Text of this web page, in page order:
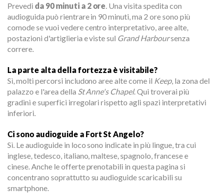
Prevedi da 90 minuti a 2 ore . Una visita spedita con
audioguida può rientrare in 90 minuti, ma 2 ore sono più
comode se vuoi vedere centro interpretativo, aree alte,
postazioni d'artiglieria e viste sul Grand Harboursenza
correre.
La parte alta della fortezza è visitabile?
Sì, molti percorsi includono aree alte come il Keep, la zona del
palazzo e l'area della St Anne's Chapel. Qui troverai più
gradini e superfici irregolari rispetto agli spazi interpretativi
inferiori.
Ci sono audioguide a Fort St Angelo?
Sì. Le audioguide in loco sono indicate in più lingue, tra cui
inglese, tedesco, italiano, maltese, spagnolo, francese e
cinese. Anche le offerte prenotabili in questa pagina si
concentrano soprattutto su audioguide scaricabili su
smartphone.